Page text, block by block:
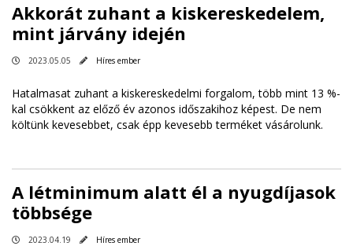
Akkorát zuhant a kiskereskedelem,
mint járvány idején
2023.05.05 Híres ember
Hatalmasat zuhant a kiskereskedelmi forgalom, több mint 13 %-
kal csökkent az előző év azonos időszakihoz képest. De nem
költünk kevesebbet, csak épp kevesebb terméket vásárolunk.
A létminimum alatt él a nyugdíjasok
többsége
2023.04.19 Híres ember